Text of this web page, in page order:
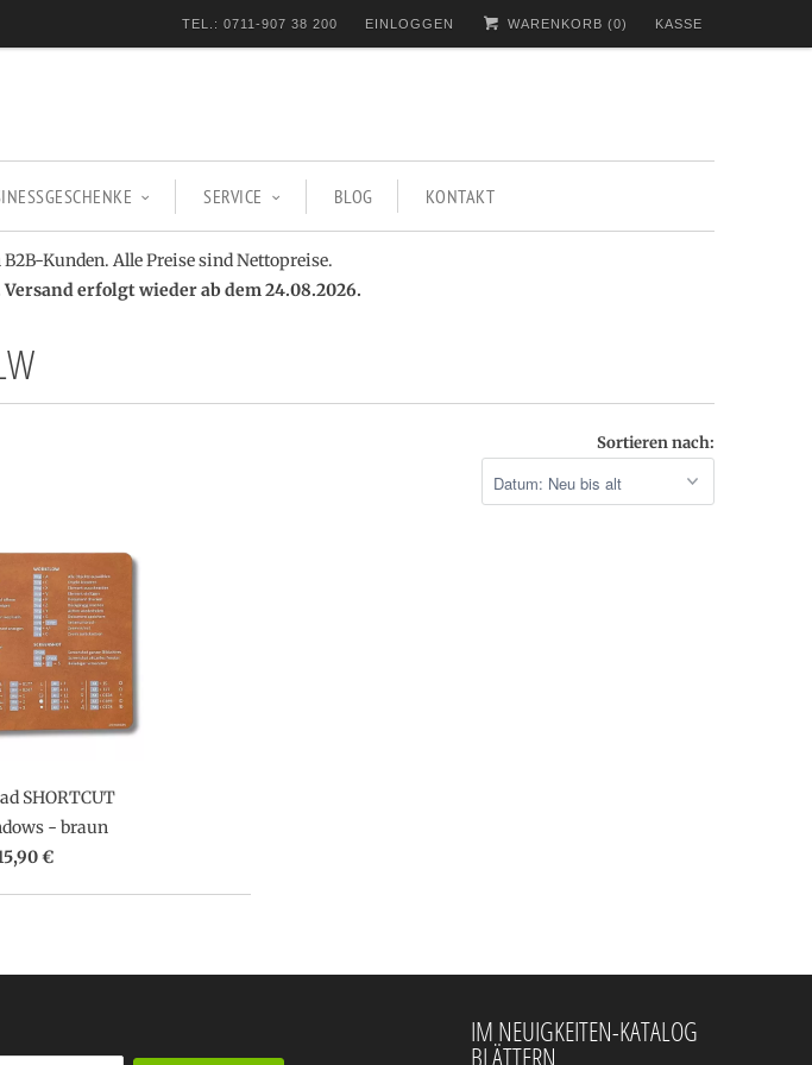
TEL.: 0711-907 38 200 EINLOGGEN WARENKORB (0) KASSE
SERVICE BLOG KONTAKT
Kunden. Alle Preise sind Nettopreise.
Versand erfolgt wieder ab dem 24.08.2026.
Sortieren nach:
SHORTCUT
- braun
€
IM NEUIGKEITEN-KATALOG
BLÄTTERN